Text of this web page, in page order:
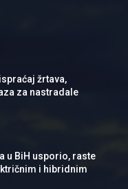
žrtava,
za nastradale
u BiH usporio, raste
i hibridnim